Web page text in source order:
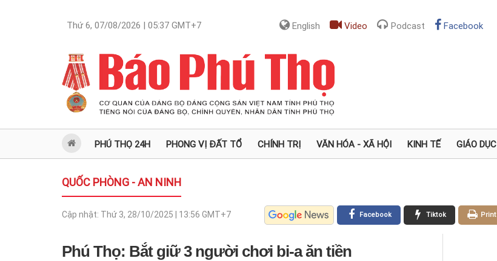
Thứ 6, 07/08/2026 | 05:37 GMT+7 English Video Podcast Facebook
PHÚ THỌ 24H PHONG VỊ ĐẤT TỔ CHÍNH TRỊ VĂN HÓA - XÃ HỘI KINH TẾ GIÁO DỤC
QUỐC PHÒNG - AN NINH
Cập nhật: Thứ 3, 28/10/2025 | 13:56 GMT+7 Print
Tiktok
Facebook
Phú Thọ: Bắt giữ 3 người chơi bi-a ăn tiền